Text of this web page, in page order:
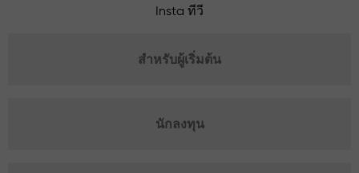
Insta ทีวี
สำหรับผู้เริ่มต้น
นักลงทุน